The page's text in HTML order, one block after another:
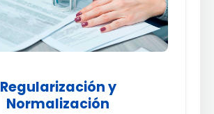
Regularización y
Normalización